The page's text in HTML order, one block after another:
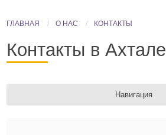
ГЛАВНАЯ О НАС КОНТАКТЫ
Контакты в Ахтале
Навигация